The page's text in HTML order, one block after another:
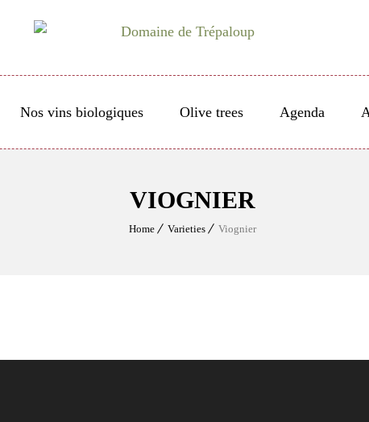
Nos vins biologiques Olive trees Agenda
VIOGNIER
Home Varieties Viognier